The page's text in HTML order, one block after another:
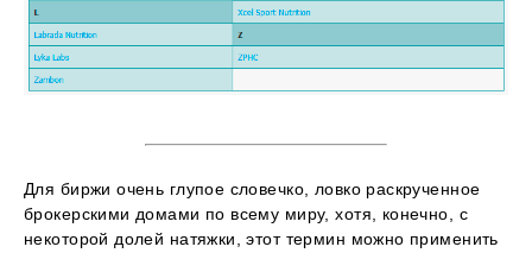
Для биржи очень глупое словечко, ловко раскрученное
брокерскими домами по всему миру, хотя, конечно, с
некоторой долей натяжки, этот термин можно применить